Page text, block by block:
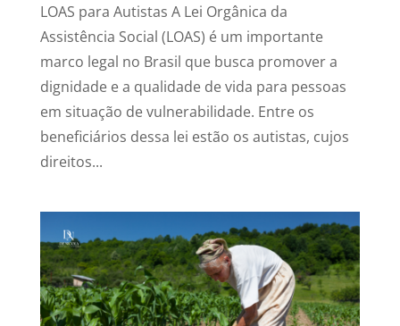
LOAS para Autistas A Lei Orgânica da
Assistência Social (LOAS) é um importante
marco legal no Brasil que busca promover a
dignidade e a qualidade de vida para pessoas
em situação de vulnerabilidade. Entre os
beneficiários dessa lei estão os autistas, cujos
direitos...